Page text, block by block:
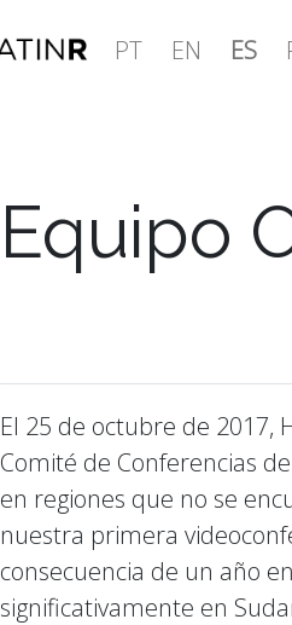
PT EN ES
Equipo
El 25 de octubre de 2017,
Comité de Conferencias
en regiones que no se
nuestra primera
consecuencia de un año
significativamente en